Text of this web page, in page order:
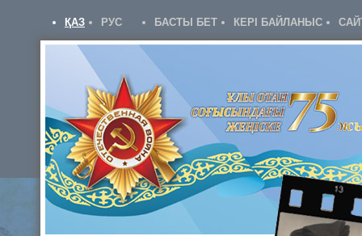
ҚАЗ РУС БАСТЫ БЕТ КЕРІ БАЙЛАНЫС